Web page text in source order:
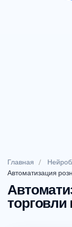
Главная
Автоматизация